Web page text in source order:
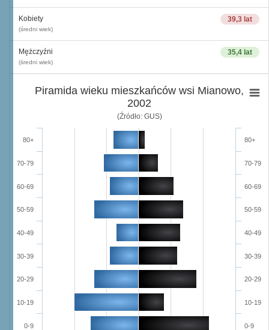
39,3 lat
Kobiety
(średni wiek)
35,4 lat
Mężczyźni
(średni wiek)
Piramida wieku mieszkańców wsi Mianowo,
2002
(Źródło: GUS)
0-9
10-19
20-29
30-39
40-49
50-59
60-69
70-79
80+
0-9
10-19
20-29
30-39
40-49
50-59
60-69
70-79
80+